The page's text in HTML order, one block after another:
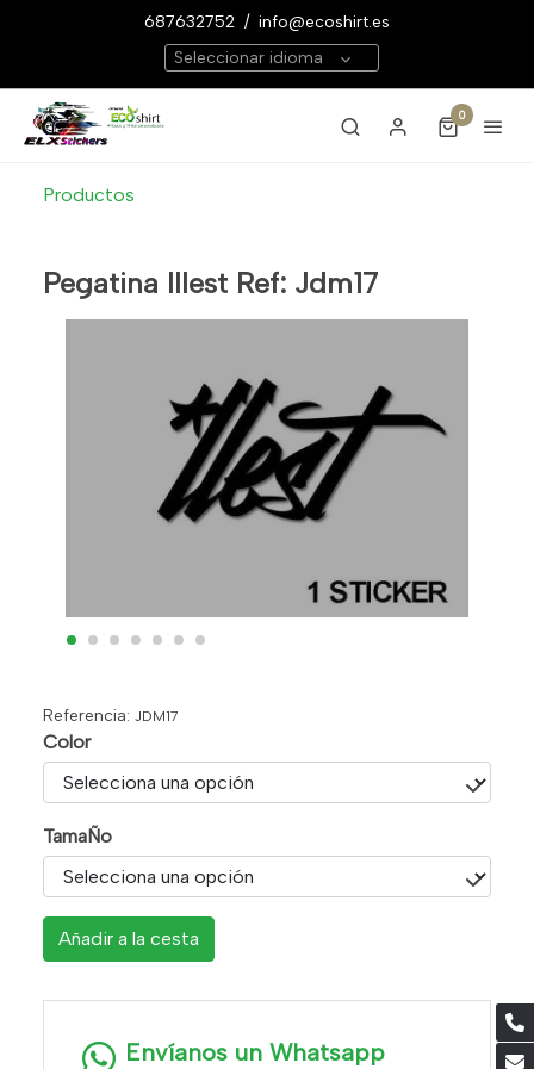
687632752 / info@ecoshirt.es
Seleccionar idioma
0
Productos
Pegatina Illest Ref: Jdm17
Referencia: JDM17
Color
TamaÑo
Añadir a la cesta
Envíanos un Whatsapp